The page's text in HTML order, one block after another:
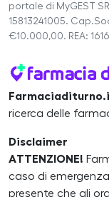
portale di MyGEST
15813241005.
€10.000,00. REA:
ricerca delle
Disclaimer
ATTENZIONE!
caso di
presente che gli